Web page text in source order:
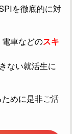
を徹底的に対
車などのスキ
ない就活生に
めに是非ご活